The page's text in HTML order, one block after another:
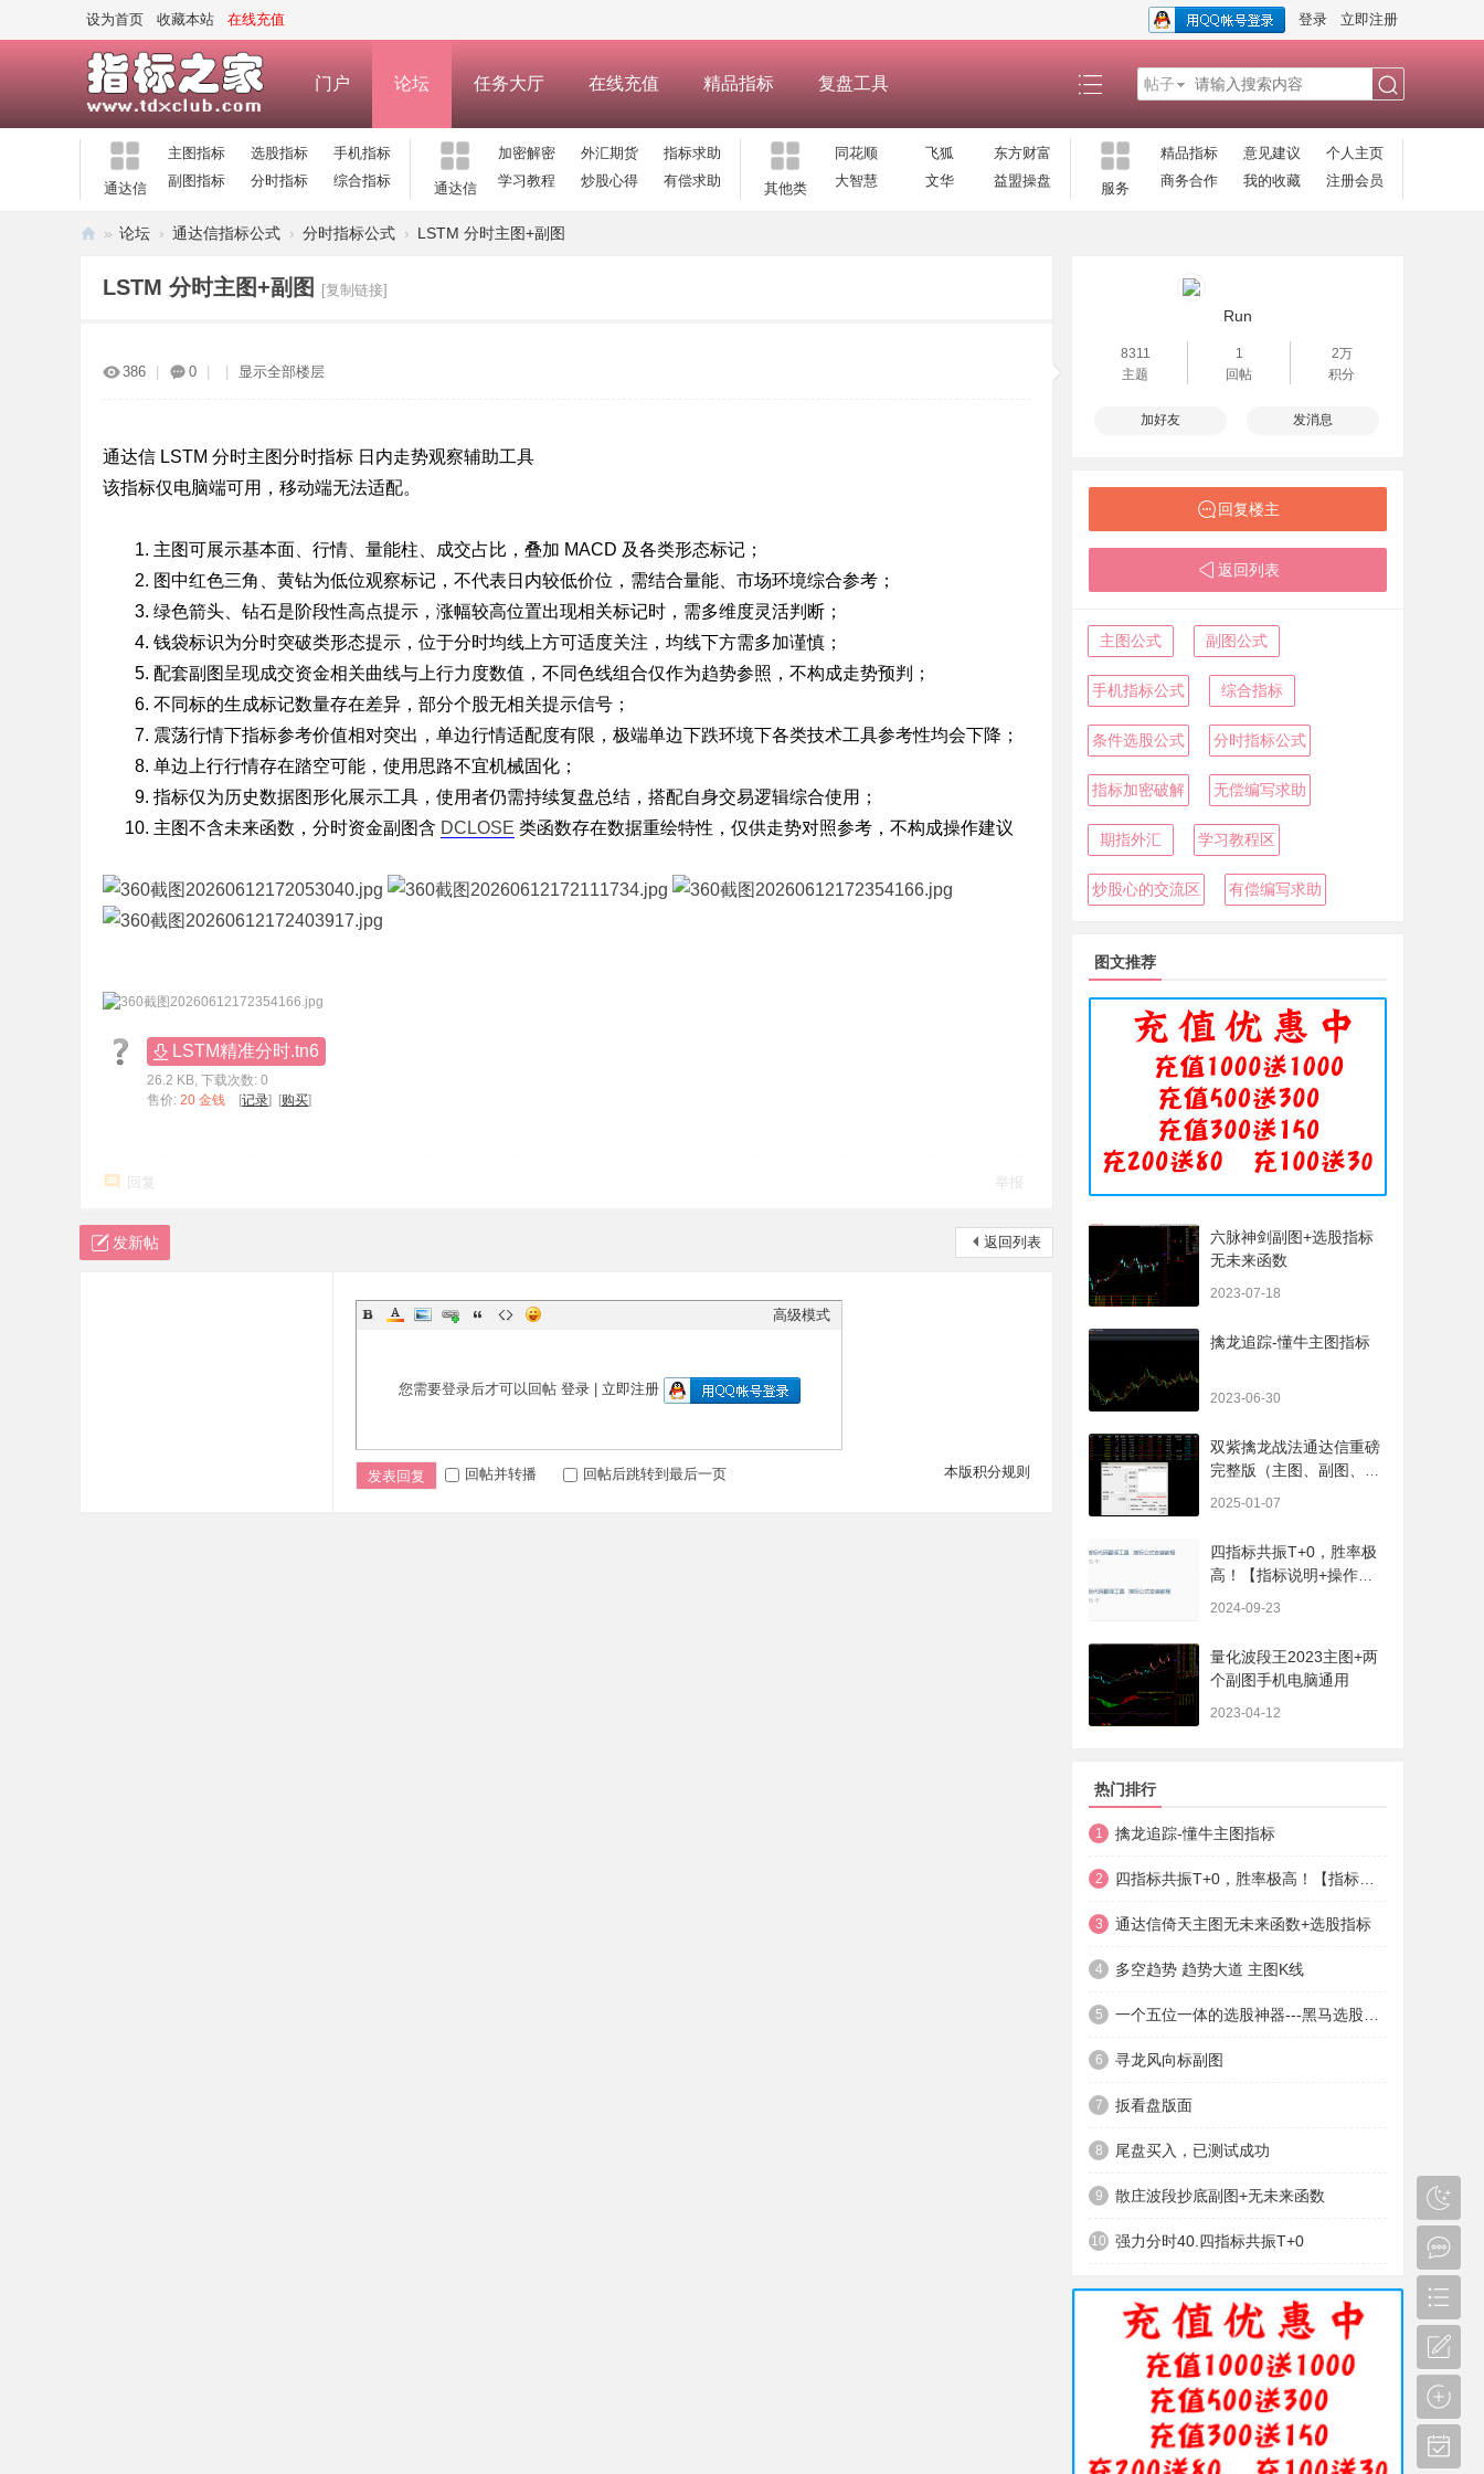
设为首页 收藏本站 在线充值 登录 立即注册
门户 论坛 任务大厅 在线充值 精品指标 复盘工具 帖子
通达信
主图指标 选股指标
手机指标
副图指标
分时指标 综合指标 通达信
加密解密 外汇期货
指标求助
学习教程
炒股心得 有偿求助 其他类
同花顺 飞狐
东方财富
大智慧
文华 益盟操盘 服务
精品指标 意见建议
个人主页
商务合作
我的收藏 注册会员
» 论坛 › 通达信指标公式 › 分时指标公式 › LSTM 分时主图+副图
LSTM 分时主图+副图 [复制链接]
386 0 显示全部楼层
通达信 LSTM 分时主图分时指标 日内走势观察辅助工具
该指标仅电脑端可用，移动端无法适配。
主图可展示基本面、行情、量能柱、成交占比，叠加 MACD 及各类形态标记；
图中红色三角、黄钻为低位观察标记，不代表日内较低价位，需结合量能、市场环境综合参考；
绿色箭头、钻石是阶段性高点提示，涨幅较高位置出现相关标记时，需多维度灵活判断；
钱袋标识为分时突破类形态提示，位于分时均线上方可适度关注，均线下方需多加谨慎；
配套副图呈现成交资金相关曲线与上行力度数值，不同色线组合仅作为趋势参照，不构成走势预判；
不同标的生成标记数量存在差异，部分个股无相关提示信号；
震荡行情下指标参考价值相对突出，单边行情适配度有限，极端单边下跌环境下各类技术工具参考性均会下降；
单边上行行情存在踏空可能，使用思路不宜机械固化；
指标仅为历史数据图形化展示工具，使用者仍需持续复盘总结，搭配自身交易逻辑综合使用；
主图不含未来函数，分时资金副图含 DCLOSE 类函数存在数据重绘特性，仅供走势对照参考，不构成操作建议
LSTM精准分时.tn6
26.2 KB, 下载次数: 0
售价: 20 金钱 [记录] [购买]
回复 举报
返回列表
发新帖
高级模式
您需要登录后才可以回帖 登录| 立即注册
本版积分规则
发表回复 回帖并转播 回帖后跳转到最后一页
Run
8311
主题
1
回帖
2万
积分
加好友 发消息
回复楼主
返回列表
主图公式 副图公式
手机指标公式 综合指标
条件选股公式 分时指标公式
指标加密破解 无偿编写求助
期指外汇 学习教程区
炒股心的交流区 有偿编写求助
图文推荐
六脉神剑副图+选股指标
无未来函数
2023-07-18
擒龙追踪-懂牛主图指标
2023-06-30
双紫擒龙战法通达信重磅
完整版（主图、副图、排
2025-01-07
四指标共振T+0，胜率极
高！【指标说明+操作方
2024-09-23
量化波段王2023主图+两
个副图手机电脑通用
2023-04-12
热门排行
1 擒龙追踪-懂牛主图指标
2
3 通达信倚天主图无未来函数+选股指标
4 多空趋势 趋势大道 主图K线
5
6 寻龙风向标副图
7 扳看盘版面
8 尾盘买入，已测试成功
9 散庄波段抄底副图+无未来函数
10 强力分时40.四指标共振T+0